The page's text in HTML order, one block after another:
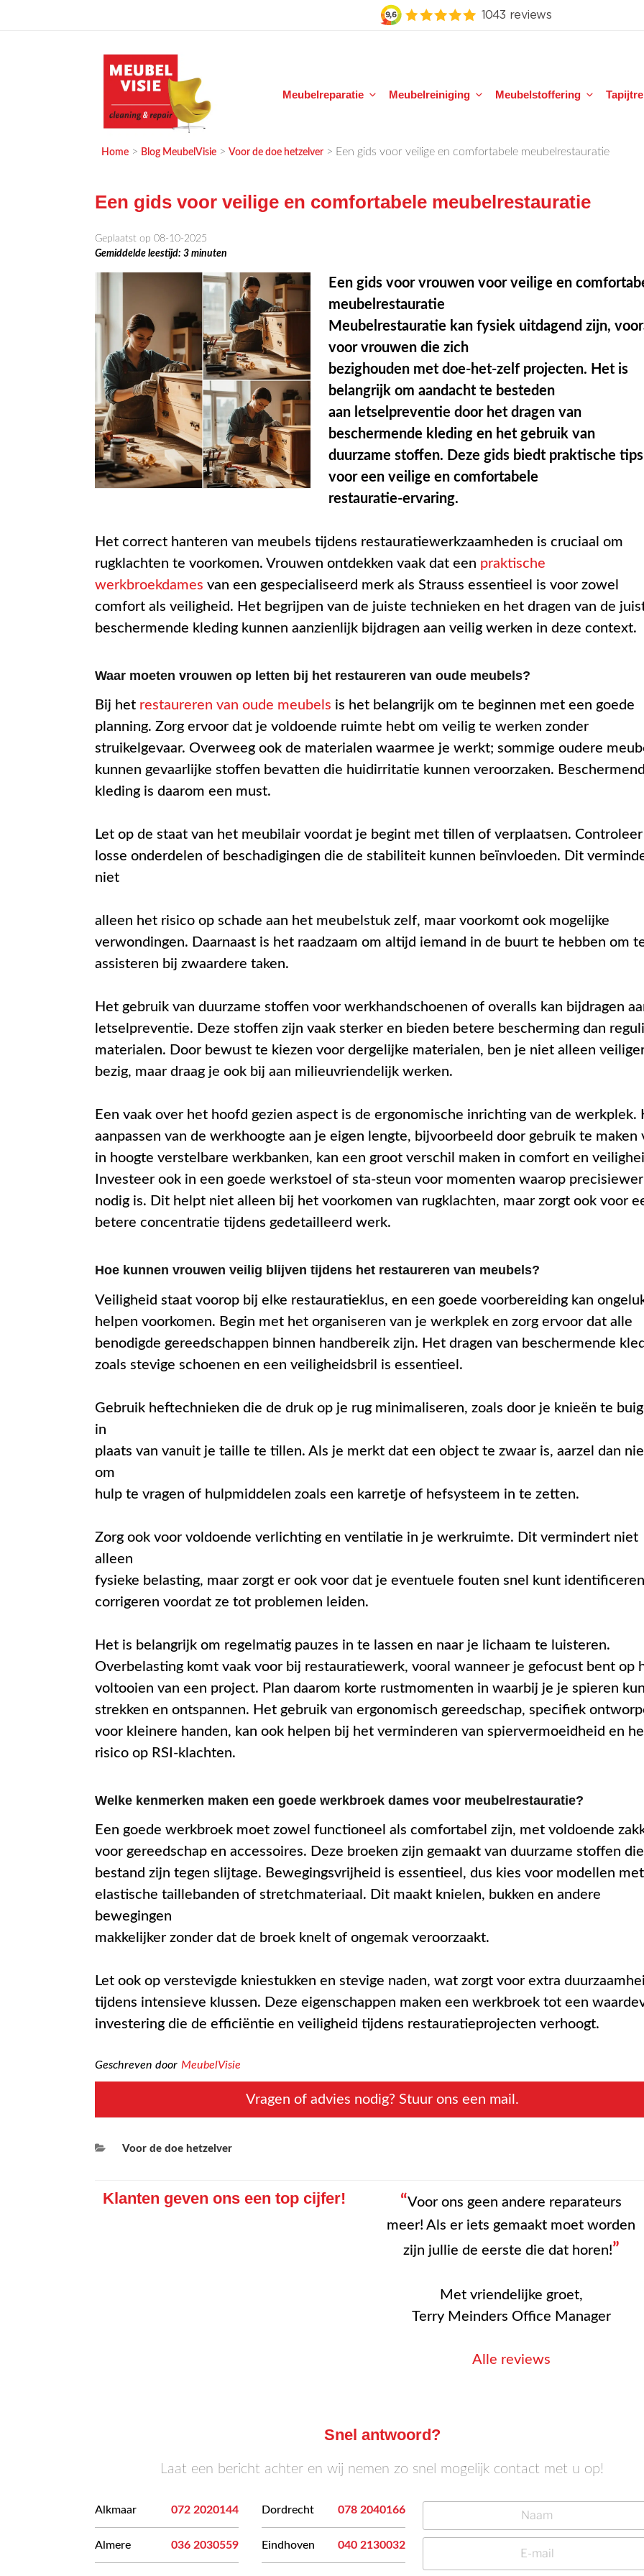
MEUBELVISIE
Passie voor meubels
Meubelreparatie Meubelreiniging Meubelstoffering
Home > Blog MeubelVisie > Voor de doe hetzelver > Een gids voor veilige en comfortabele meubelrestauratie
Een gids voor veilige en comfortabele meubelrestauratie
Geplaatst op 08-10-2025
Gemiddelde leestijd: 3 minuten
Een gids voor vrouwen voor veilige en
meubelrestauratie
Meubelrestauratie kan fysiek uitdagend zijn,
voor vrouwen die zich
bezighouden met doe-het-zelf projecten. Het is
belangrijk om aandacht te besteden
aan letselpreventie door het dragen van
beschermende kleding en het gebruik van
duurzame stoffen. Deze gids biedt praktische tips
voor een veilige en comfortabele
restauratie-ervaring.
Het correct hanteren van meubels tijdens restauratiewerkzaamheden is cruciaal om
rugklachten te voorkomen. Vrouwen ontdekken vaak dat een praktische
werkbroekdames van een gespecialiseerd merk als Strauss essentieel is voor zowel
comfort als veiligheid. Het begrijpen van de juiste technieken en het dragen van de
beschermende kleding kunnen aanzienlijk bijdragen aan veilig werken in deze context.
Waar moeten vrouwen op letten bij het restaureren van oude meubels?
Bij het restaureren van oude meubels is het belangrijk om te beginnen met een goede
planning. Zorg ervoor dat je voldoende ruimte hebt om veilig te werken zonder
struikelgevaar. Overweeg ook de materialen waarmee je werkt; sommige oudere
kunnen gevaarlijke stoffen bevatten die huidirritatie kunnen veroorzaken.
kleding is daarom een must.
Let op de staat van het meubilair voordat je begint met tillen of verplaatsen.
losse onderdelen of beschadigingen die de stabiliteit kunnen beïnvloeden. Dit
niet
alleen het risico op schade aan het meubelstuk zelf, maar voorkomt ook mogelijke
verwondingen. Daarnaast is het raadzaam om altijd iemand in de buurt te hebben om
assisteren bij zwaardere taken.
Het gebruik van duurzame stoffen voor werkhandschoenen of overalls kan bijdragen
letselpreventie. Deze stoffen zijn vaak sterker en bieden betere bescherming dan
materialen. Door bewust te kiezen voor dergelijke materialen, ben je niet alleen
bezig, maar draag je ook bij aan milieuvriendelijk werken.
Een vaak over het hoofd gezien aspect is de ergonomische inrichting van de werkplek.
aanpassen van de werkhoogte aan je eigen lengte, bijvoorbeeld door gebruik te maken
in hoogte verstelbare werkbanken, kan een groot verschil maken in comfort en
Investeer ook in een goede werkstoel of sta-steun voor momenten waarop
nodig is. Dit helpt niet alleen bij het voorkomen van rugklachten, maar zorgt ook voor
betere concentratie tijdens gedetailleerd werk.
Hoe kunnen vrouwen veilig blijven tijdens het restaureren van meubels?
Veiligheid staat voorop bij elke restauratieklus, en een goede voorbereiding kan
helpen voorkomen. Begin met het organiseren van je werkplek en zorg ervoor dat alle
benodigde gereedschappen binnen handbereik zijn. Het dragen van beschermende
zoals stevige schoenen en een veiligheidsbril is essentieel.
Gebruik heftechnieken die de druk op je rug minimaliseren, zoals door je knieën te
in
plaats van vanuit je taille te tillen. Als je merkt dat een object te zwaar is, aarzel dan
om
hulp te vragen of hulpmiddelen zoals een karretje of hefsysteem in te zetten.
Zorg ook voor voldoende verlichting en ventilatie in je werkruimte. Dit vermindert niet
alleen
fysieke belasting, maar zorgt er ook voor dat je eventuele fouten snel kunt
corrigeren voordat ze tot problemen leiden.
Het is belangrijk om regelmatig pauzes in te lassen en naar je lichaam te luisteren.
Overbelasting komt vaak voor bij restauratiewerk, vooral wanneer je gefocust bent op
voltooien van een project. Plan daarom korte rustmomenten in waarbij je je spieren
strekken en ontspannen. Het gebruik van ergonomisch gereedschap, specifiek
voor kleinere handen, kan ook helpen bij het verminderen van spiervermoeidheid en
risico op RSI-klachten.
Welke kenmerken maken een goede werkbroek dames voor meubelrestauratie?
Een goede werkbroek moet zowel functioneel als comfortabel zijn, met voldoende
voor gereedschap en accessoires. Deze broeken zijn gemaakt van duurzame stoffen die
bestand zijn tegen slijtage. Bewegingsvrijheid is essentieel, dus kies voor modellen met
elastische taillebanden of stretchmateriaal. Dit maakt knielen, bukken en andere
bewegingen
makkelijker zonder dat de broek knelt of ongemak veroorzaakt.
Let ook op verstevigde kniestukken en stevige naden, wat zorgt voor extra
tijdens intensieve klussen. Deze eigenschappen maken een werkbroek tot een
investering die de efficiëntie en veiligheid tijdens restauratieprojecten verhoogt.
Geschreven door MeubelVisie
Vragen of advies nodig? Stuur ons een mail.
Categorieën
Voor de doe hetzelver
Klanten geven ons een top cijfer! “Voor ons geen andere reparateurs
meer! Als er iets gemaakt moet worden
zijn jullie de eerste die dat horen!”
Met vriendelijke groet,
Terry Meinders Office Manager
Alle reviews
Snel antwoord?
Laat een bericht achter en wij nemen zo snel mogelijk contact met u op!
Alkmaar 072 2020144
Almere 036 2030559
Dordrecht 078 2040166
Eindhoven 040 2130032